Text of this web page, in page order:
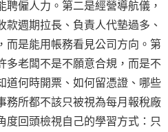
僱人力。第二是經營導航儀，
週期拉長、負責人代墊過多、
而是能用帳務看見公司方向。第
多老闆不是不願意合規，而是不
道何時開票、如何留憑證、哪些
務所都不該只被視為每月報稅廠
回頭檢視自己的學習方式：只